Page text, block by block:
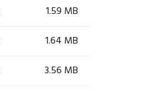
1.59 MB
1.64 MB
3.56 MB